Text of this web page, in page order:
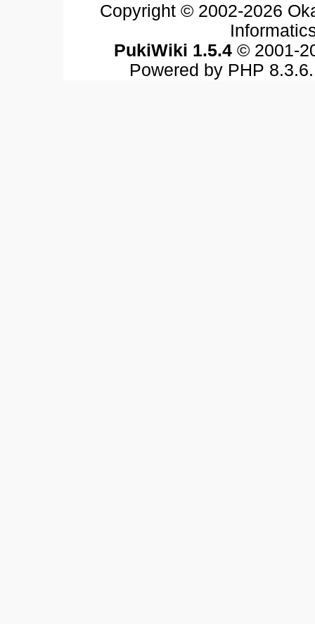
Copyright © 2002-2026
PukiWiki 1.5.4© 2001-
Powered by PHP